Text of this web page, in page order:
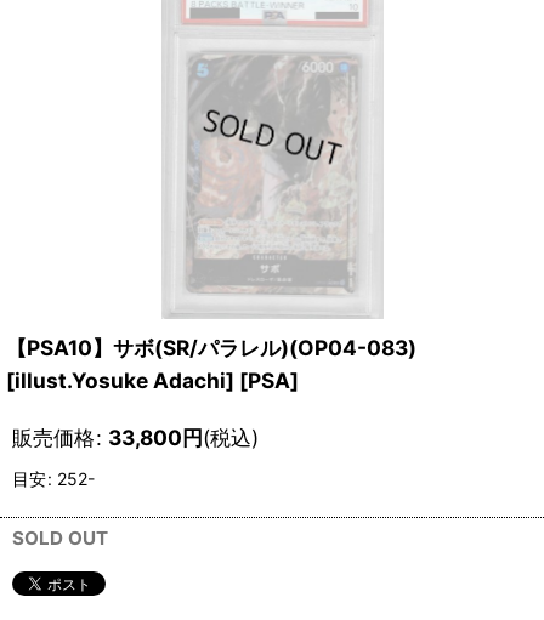
【PSA10】サボ(SR/パラレル)(OP04-083)
[illust.Yosuke Adachi] [PSA]
販売価格: 33,800円(税込)
目安: 252-
SOLD OUT